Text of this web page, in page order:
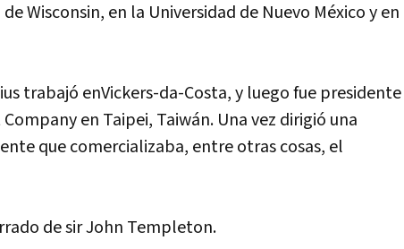
Wisconsin, en la Universidad de Nuevo México y en
trabajó enVickers-da-Costa, y luego fue presidente
en Taipei, Taiwán. Una vez dirigió una
que comercializaba, entre otras cosas, el
de sir John Templeton.